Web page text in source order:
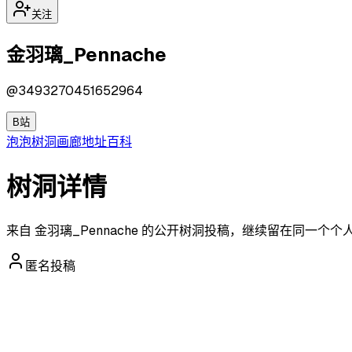
关注
金羽璃_Pennache
@3493270451652964
B站
泡泡树洞画廊地址百科
树洞详情
来自 金羽璃_Pennache 的公开树洞投稿，继续留在同一个个
匿名投稿